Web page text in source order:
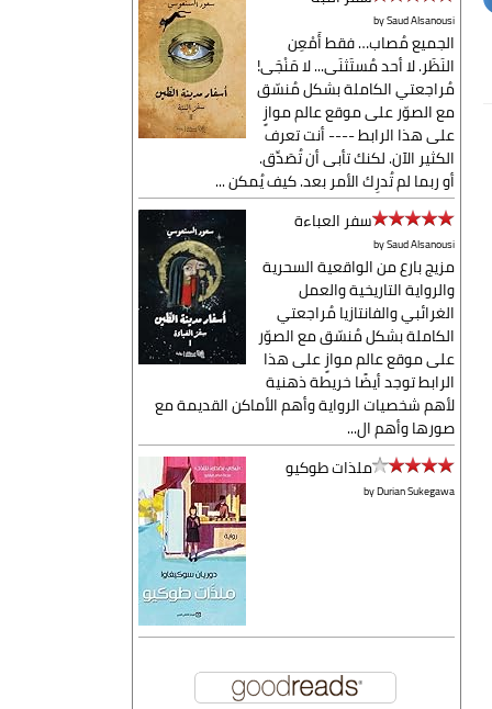
bySaud Alsanousi
الجميع مُصاب… فقط أَمْعِن
النَظَر. لا أحد مُستَثنَى... لا مَنْجَى!
مُراجعتي الكاملة بشكل مُنسّق
مع الصوّر على موقع عالم موازٍ
على هذا الرابط ---- أنت تعرف
الكثير الآن. لكنك تأبى أن تُصَدِّق.
أو ربما لم تُدرِك الأمر بعد. كيف يُمكن ...
سفر العباءة
bySaud Alsanousi
مزيج بارع من الواقعية السحرية
والرواية التاريخية والعمل
الغرائبي والفانتازيا مُراجعتي
الكاملة بشكل مُنسّق مع الصوّر
على موقع عالم موازٍ على هذا
الرابط توجد أيضًا خريطة ذهنية
لأهم شخصيات الرواية وأهم الأماكن القديمة مع
صورها وأهم ال...
ملذات طوكيو
byDurian Sukegawa